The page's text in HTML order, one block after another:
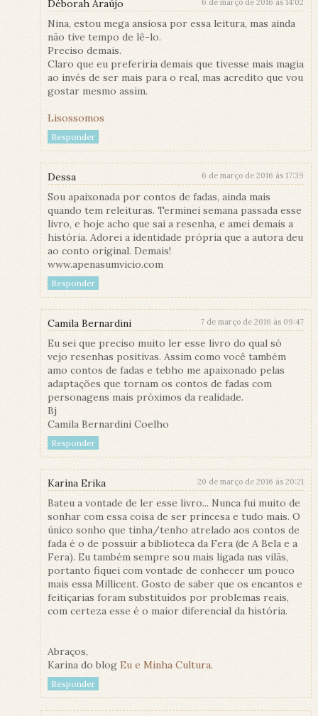
Déborah Araújo
Nina, estou mega ansiosa por essa leitura, mas ainda
não tive tempo de lê-lo.
Preciso demais.
Claro que eu preferiria demais que tivesse mais magia
ao invés de ser mais para o real, mas acredito que vou
gostar mesmo assim.
Lisossomos
Responder
Dessa 6 de março de 2016 às 17:39
Sou apaixonada por contos de fadas, ainda mais
quando tem releituras. Terminei semana passada esse
livro, e hoje acho que sai a resenha, e amei demais a
história. Adorei a identidade própria que a autora deu
ao conto original. Demais!
www.apenasumvicio.com
Responder
Camila Bernardini 7 de março de 2016 às 09:47
Eu sei que preciso muito ler esse livro do qual só
vejo resenhas positivas. Assim como você também
amo contos de fadas e tebho me apaixonado pelas
adaptações que tornam os contos de fadas com
personagens mais próximos da realidade.
Bj
Camila Bernardini Coelho
Responder
Karina Erika 20 de março de 2016 às 20:21
Bateu a vontade de ler esse livro... Nunca fui muito de
sonhar com essa coisa de ser princesa e tudo mais. O
único sonho que tinha/tenho atrelado aos contos de
fada é o de possuir a biblioteca da Fera (de A Bela e a
Fera). Eu também sempre sou mais ligada nas vilãs,
portanto fiquei com vontade de conhecer um pouco
mais essa Millicent. Gosto de saber que os encantos e
feitiçarias foram substituídos por problemas reais,
com certeza esse é o maior diferencial da história.
Abraços,
Karina do blog Eu e Minha Cultura.
Responder